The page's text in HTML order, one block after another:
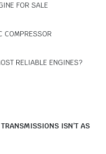
FOR SALE
COMPRESSOR
RELIABLE ENGINES?
ISN’T AS